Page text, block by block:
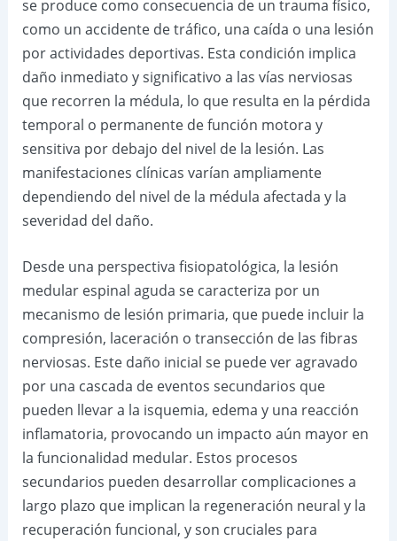
se produce como consecuencia de un trauma físico,
como un accidente de tráfico, una caída o una lesión
por actividades deportivas. Esta condición implica
daño inmediato y significativo a las vías nerviosas
que recorren la médula, lo que resulta en la pérdida
temporal o permanente de función motora y
sensitiva por debajo del nivel de la lesión. Las
manifestaciones clínicas varían ampliamente
dependiendo del nivel de la médula afectada y la
severidad del daño.
Desde una perspectiva fisiopatológica, la lesión
medular espinal aguda se caracteriza por un
mecanismo de lesión primaria, que puede incluir la
compresión, laceración o transección de las fibras
nerviosas. Este daño inicial se puede ver agravado
por una cascada de eventos secundarios que
pueden llevar a la isquemia, edema y una reacción
inflamatoria, provocando un impacto aún mayor en
la funcionalidad medular. Estos procesos
secundarios pueden desarrollar complicaciones a
largo plazo que implican la regeneración neural y la
recuperación funcional, y son cruciales para